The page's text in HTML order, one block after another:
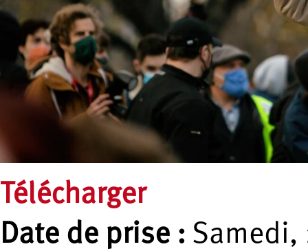
Télécharger
Date de prise : Samedi,